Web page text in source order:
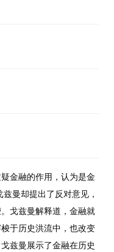
金融的作用，认为是金
曼却提出了反对意见，
戈兹曼解释道，金融就
于历史洪流中，也改变
兹曼展示了金融在历史